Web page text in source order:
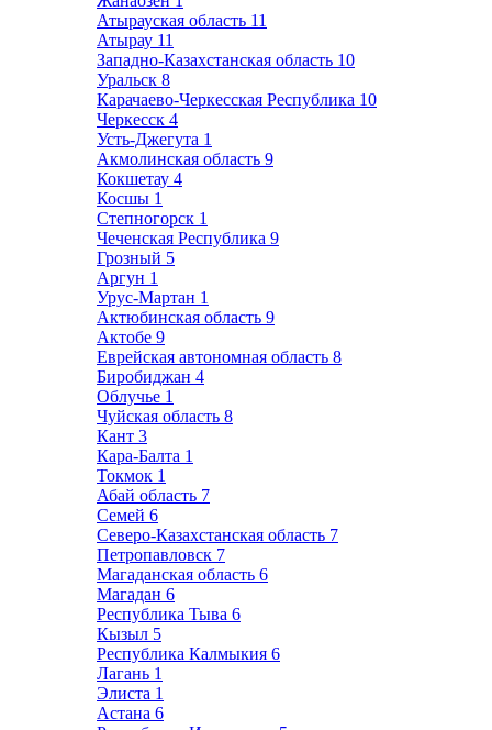
Атырауская область 11
Атырау 11
Западно-Казахстанская область 10
Уральск 8
Карачаево-Черкесская Республика 10
Черкесск 4
Усть-Джегута 1
Акмолинская область 9
Кокшетау 4
Косшы 1
Степногорск 1
Чеченская Республика 9
Грозный 5
Аргун 1
Урус-Мартан 1
Актюбинская область 9
Актобе 9
Еврейская автономная область 8
Биробиджан 4
Облучье 1
Чуйская область 8
Кант 3
Кара-Балта 1
Токмок 1
Абай область 7
Семей 6
Северо-Казахстанская область 7
Петропавловск 7
Магаданская область 6
Магадан 6
Республика Тыва 6
Кызыл 5
Республика Калмыкия 6
Лагань 1
Элиста 1
Астана 6